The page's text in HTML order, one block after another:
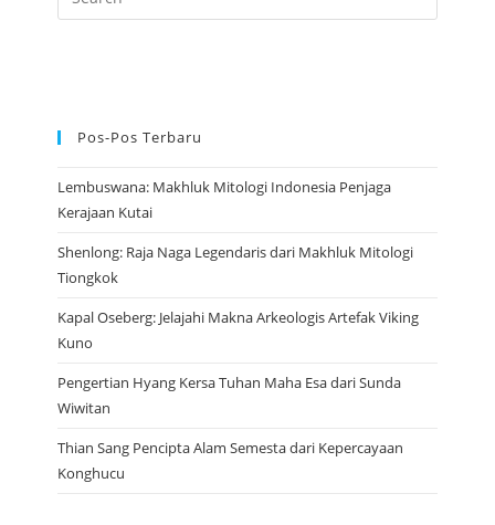
Pos-Pos Terbaru
Lembuswana: Makhluk Mitologi Indonesia Penjaga
Kerajaan Kutai
Shenlong: Raja Naga Legendaris dari Makhluk Mitologi
Tiongkok
Kapal Oseberg: Jelajahi Makna Arkeologis Artefak Viking
Kuno
Pengertian Hyang Kersa Tuhan Maha Esa dari Sunda
Wiwitan
Thian Sang Pencipta Alam Semesta dari Kepercayaan
Konghucu